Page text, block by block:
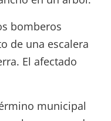
bomberos
de una escalera
El afectado
municipal